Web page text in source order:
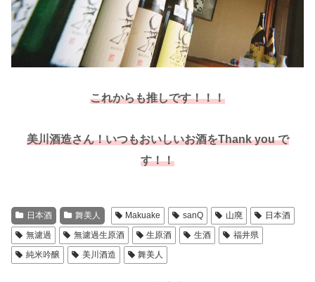
これからも推しです！！！
美川酒造さん！いつもおいしいお酒をThank you で
す！！
日本酒 舞美人 Makuake sanQ 山廃
日本酒
無濾過
無濾過生原酒 生原酒 生酒
福井県
純米吟醸
美川酒造 舞美人